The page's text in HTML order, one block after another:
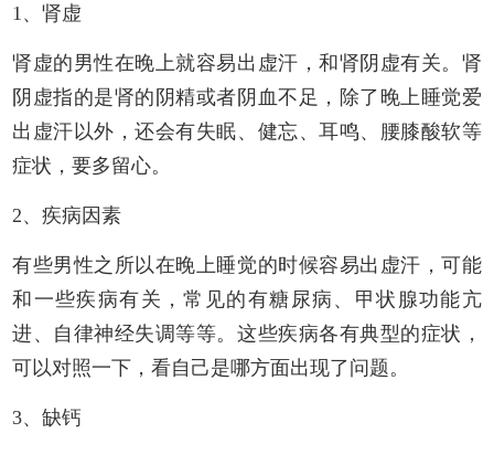
1、肾虚
肾虚的男性在晚上就容易出虚汗，和肾阴虚有关。肾
阴虚指的是肾的阴精或者阴血不足，除了晚上睡觉爱
出虚汗以外，还会有失眠、健忘、耳鸣、腰膝酸软等
症状，要多留心。
2、疾病因素
有些男性之所以在晚上睡觉的时候容易出虚汗，可能
和一些疾病有关，常见的有糖尿病、甲状腺功能亢
进、自律神经失调等等。这些疾病各有典型的症状，
可以对照一下，看自己是哪方面出现了问题。
3、缺钙